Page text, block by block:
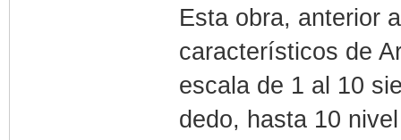
Esta obra, anterior
característicos de
escala de 1 al 10
dedo, hasta 10